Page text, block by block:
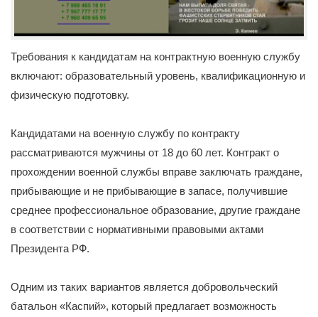
Требования к кандидатам на контрактную военную службу
включают: образовательный уровень, квалификационную и
физическую подготовку.
Кандидатами на военную службу по контракту
рассматриваются мужчины от 18 до 60 лет. Контракт о
прохождении военной службы вправе заключать граждане,
прибывающие и не прибывающие в запасе, получившие
среднее профессиональное образование, другие граждане
в соответствии с нормативными правовыми актами
Президента РФ.
Одним из таких вариантов является добровольческий
батальон «Каспий», который предлагает возможность